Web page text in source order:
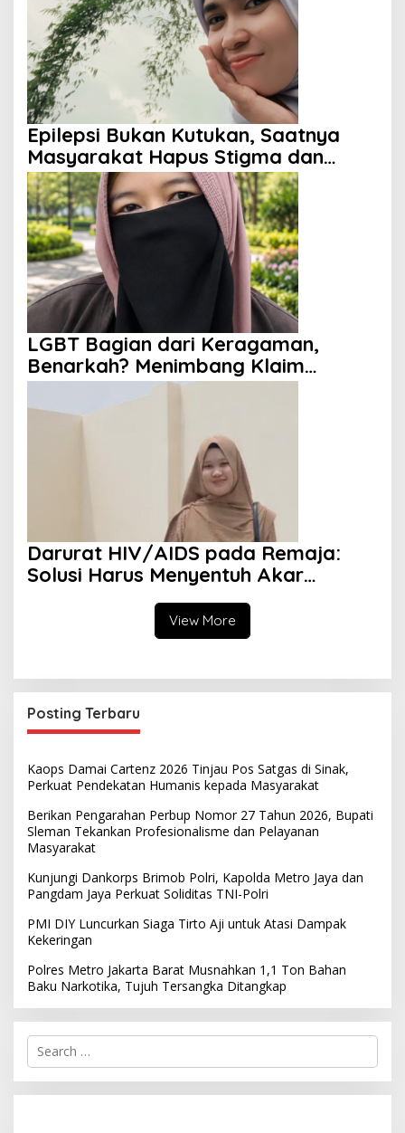
Epilepsi Bukan Kutukan, Saatnya
Masyarakat Hapus Stigma dan
Berikan Harapan
LGBT Bagian dari Keragaman,
Benarkah? Menimbang Klaim
Diversity dan Perspektif Islam
Darurat HIV/AIDS pada Remaja:
Solusi Harus Menyentuh Akar
View More
Posting Terbaru
Kaops Damai Cartenz 2026 Tinjau Pos Satgas di Sinak,
Perkuat Pendekatan Humanis kepada Masyarakat
Berikan Pengarahan Perbup Nomor 27 Tahun 2026, Bupati
Sleman Tekankan Profesionalisme dan Pelayanan
Masyarakat
Kunjungi Dankorps Brimob Polri, Kapolda Metro Jaya dan
Pangdam Jaya Perkuat Soliditas TNI-Polri
PMI DIY Luncurkan Siaga Tirto Aji untuk Atasi Dampak
Kekeringan
Polres Metro Jakarta Barat Musnahkan 1,1 Ton Bahan
Baku Narkotika, Tujuh Tersangka Ditangkap
S
r